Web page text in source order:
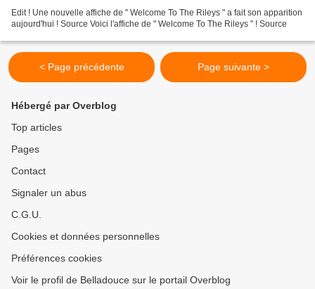
Edit ! Une nouvelle affiche de " Welcome To The Rileys " a fait son apparition
aujourd'hui ! Source Voici l'affiche de " Welcome To The Rileys " ! Source
< Page précédente Page suivante >
Hébergé par Overblog
Top articles
Pages
Contact
Signaler un abus
C.G.U.
Cookies et données personnelles
Préférences cookies
Voir le profil de Belladouce sur le portail Overblog